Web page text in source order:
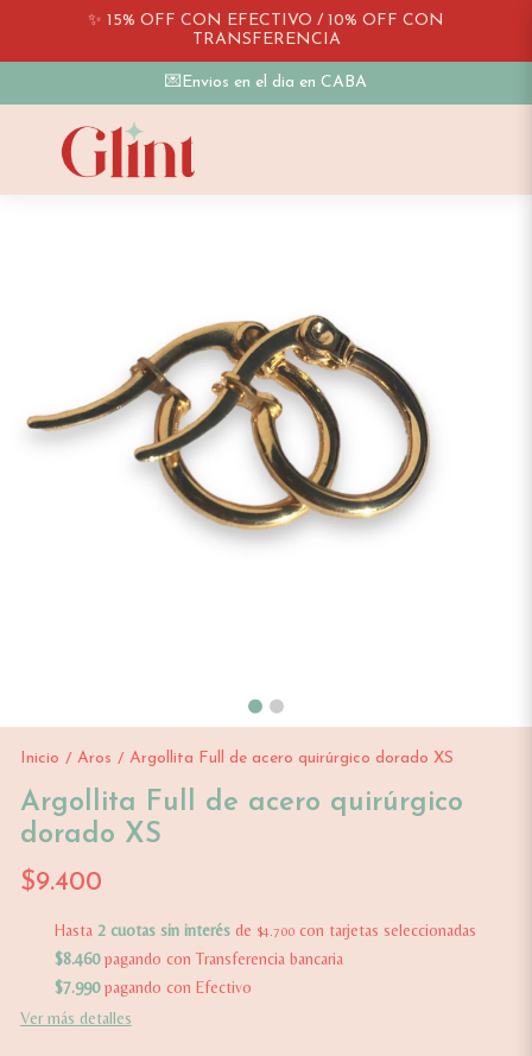
✨ 15% OFF CON EFECTIVO / 10% OFF CON
TRANSFERENCIA
💌Envios en el dia en CABA
Inicio / Aros / Argollita Full de acero quirúrgico dorado XS
Argollita Full de acero quirúrgico
dorado XS
$9.400
Hasta 2 cuotas sin interésde $4.700con tarjetas seleccionadas
$8.460pagando con Transferencia bancaria
$7.990pagando con Efectivo
Ver más detalles